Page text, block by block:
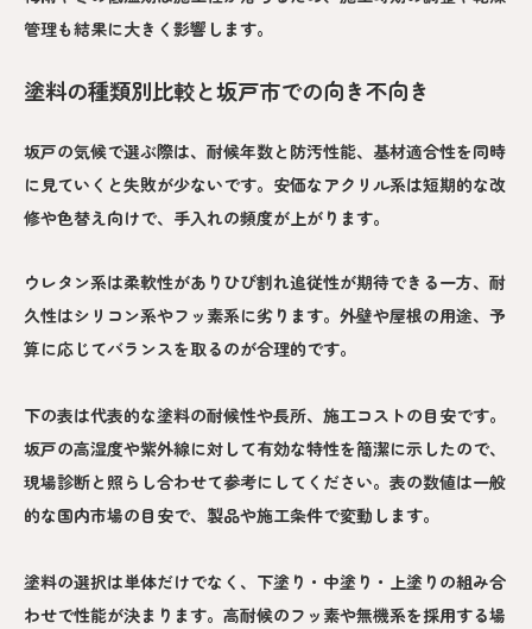
管理も結果に大きく影響します。
塗料の種類別比較と坂戸市での向き不向き
坂戸の気候で選ぶ際は、耐候年数と防汚性能、基材適合性を同時
に見ていくと失敗が少ないです。安価なアクリル系は短期的な改
修や色替え向けで、手入れの頻度が上がります。
ウレタン系は柔軟性がありひび割れ追従性が期待できる一方、耐
久性はシリコン系やフッ素系に劣ります。外壁や屋根の用途、予
算に応じてバランスを取るのが合理的です。
下の表は代表的な塗料の耐候性や長所、施工コストの目安です。
坂戸の高湿度や紫外線に対して有効な特性を簡潔に示したので、
現場診断と照らし合わせて参考にしてください。表の数値は一般
的な国内市場の目安で、製品や施工条件で変動します。
塗料の選択は単体だけでなく、下塗り・中塗り・上塗りの組み合
わせで性能が決まります。高耐候のフッ素や無機系を採用する場